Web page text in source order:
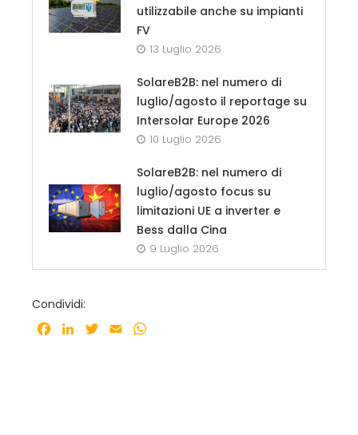
utilizzabile anche su impianti
FV
13 Luglio 2026
SolareB2B: nel numero di
luglio/agosto il reportage su
Intersolar Europe 2026
10 Luglio 2026
SolareB2B: nel numero di
luglio/agosto focus su
limitazioni UE a inverter e
Bess dalla Cina
9 Luglio 2026
Condividi:
Facebook
LinkedInTwitter
Email